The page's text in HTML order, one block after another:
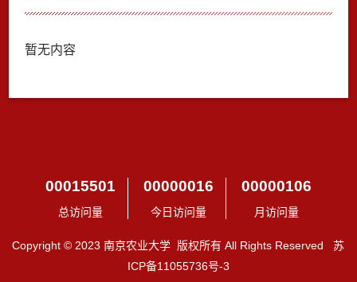
暂无内容
00015501
总访问量
00000016
今日访问量
00000106
月访问量
Copyright © 2023 南京农业大学 版权所有 All Rights Reserved 苏
ICP备11055736号-3